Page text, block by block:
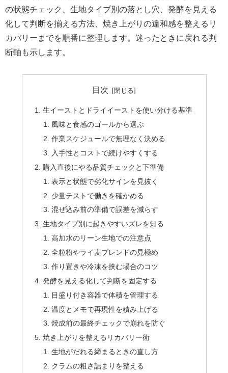
の状態チェック、生地タイプ別の落とし穴、発酵を見える
化して判断を揃える方法、焼き上がりの違和感を整えるリ
カバリーまでを順番に整理します。迷ったときに戻れる判
断軸も示します。
目次
生イーストとドライイーストを使い分ける基準
風味と食感のゴールから選ぶ
作業スケジュールで無理なく決める
入手性とコストで続けやすくする
購入直後にやる品質チェックと下準備
表示と状態で劣化サインを見抜く
少量テストで働きを確かめる
混ぜ込み前の準備で誤差を減らす
生地タイプ別に起きやすいズレを知る
高加水のリーン生地での注意点
全粒粉やライ麦ブレンドの見極め
作り置きや冷凍を挟む場合のコツ
発酵を見える化して判断を固定する
目盛り付き容器で体積を管理する
温度とメモで再現性を積み上げる
焼成前の最終チェックで崩れを防ぐ
焼き上がりを整えるリカバリー術
生地がだれる締まるときの直し方
クラムの粗さ詰まりを整える